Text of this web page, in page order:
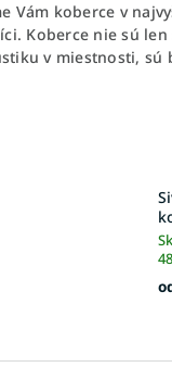
Vám koberce v
Koberce nie sú
v miestnosti, sú